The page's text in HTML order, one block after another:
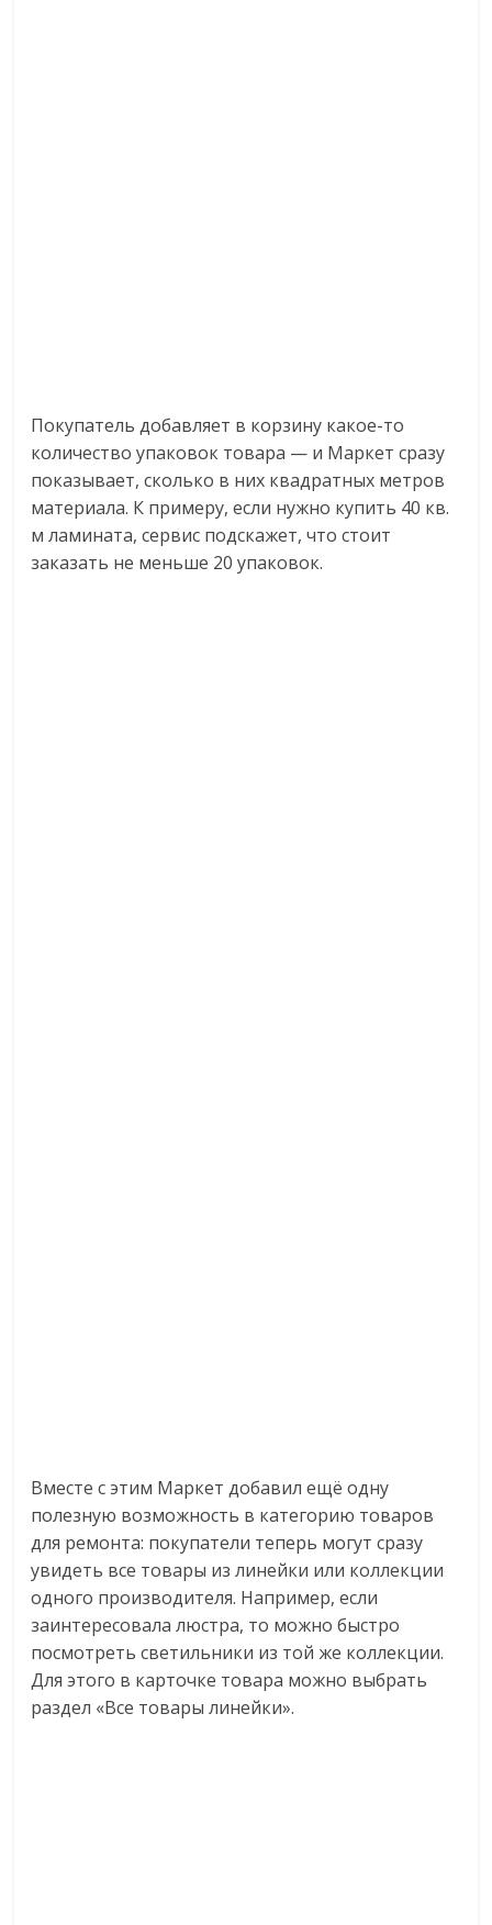
Покупатель добавляет в корзину какое-то
количество упаковок товара — и Маркет сразу
показывает, сколько в них квадратных метров
материала. К примеру, если нужно купить 40 кв.
м ламината, сервис подскажет, что стоит
заказать не меньше 20 упаковок.
Вместе с этим Маркет добавил ещё одну
полезную возможность в категорию товаров
для ремонта: покупатели теперь могут сразу
увидеть все товары из линейки или коллекции
одного производителя. Например, если
заинтересовала люстра, то можно быстро
посмотреть светильники из той же коллекции.
Для этого в карточке товара можно выбрать
раздел «Все товары линейки».